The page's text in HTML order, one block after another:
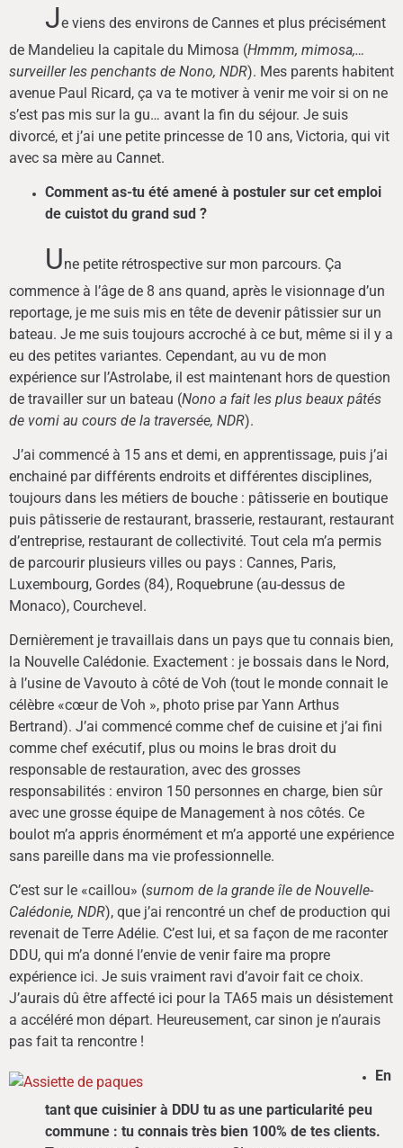
Je viens des environs de Cannes et plus précisément
de Mandelieu la capitale du Mimosa (Hmmm, mimosa,…
surveiller les penchants de Nono, NDR). Mes parents habitent
avenue Paul Ricard, ça va te motiver à venir me voir si on ne
s’est pas mis sur la gu… avant la fin du séjour. Je suis
divorcé, et j’ai une petite princesse de 10 ans, Victoria, qui vit
avec sa mère au Cannet.
Comment as-tu été amené à postuler sur cet emploi
de cuistot du grand sud ?
Une petite rétrospective sur mon parcours. Ça
commence à l’âge de 8 ans quand, après le visionnage d’un
reportage, je me suis mis en tête de devenir pâtissier sur un
bateau. Je me suis toujours accroché à ce but, même si il y a
eu des petites variantes. Cependant, au vu de mon
expérience sur l’Astrolabe, il est maintenant hors de question
de travailler sur un bateau (Nono a fait les plus beaux pâtés
de vomi au cours de la traversée, NDR).
J’ai commencé à 15 ans et demi, en apprentissage, puis j’ai
enchainé par différents endroits et différentes disciplines,
toujours dans les métiers de bouche : pâtisserie en boutique
puis pâtisserie de restaurant, brasserie, restaurant, restaurant
d’entreprise, restaurant de collectivité. Tout cela m’a permis
de parcourir plusieurs villes ou pays : Cannes, Paris,
Luxembourg, Gordes (84), Roquebrune (au-dessus de
Monaco), Courchevel.
Dernièrement je travaillais dans un pays que tu connais bien,
la Nouvelle Calédonie. Exactement : je bossais dans le Nord,
à l’usine de Vavouto à côté de Voh (tout le monde connait le
célèbre «cœur de Voh », photo prise par Yann Arthus
Bertrand). J’ai commencé comme chef de cuisine et j’ai fini
comme chef exécutif, plus ou moins le bras droit du
responsable de restauration, avec des grosses
responsabilités : environ 150 personnes en charge, bien sûr
avec une grosse équipe de Management à nos côtés. Ce
boulot m’a appris énormément et m’a apporté une expérience
sans pareille dans ma vie professionnelle.
C’est sur le «caillou» (surnom de la grande île de Nouvelle-
Calédonie, NDR), que j’ai rencontré un chef de production qui
revenait de Terre Adélie. C’est lui, et sa façon de me raconter
DDU, qui m’a donné l’envie de venir faire ma propre
expérience ici. Je suis vraiment ravi d’avoir fait ce choix.
J’aurais dû être affecté ici pour la TA65 mais un désistement
a accéléré mon départ. Heureusement, car sinon je n’aurais
pas fait ta rencontre !
En
tant que cuisinier à DDU tu as une particularité peu
commune : tu connais très bien 100% de tes clients.